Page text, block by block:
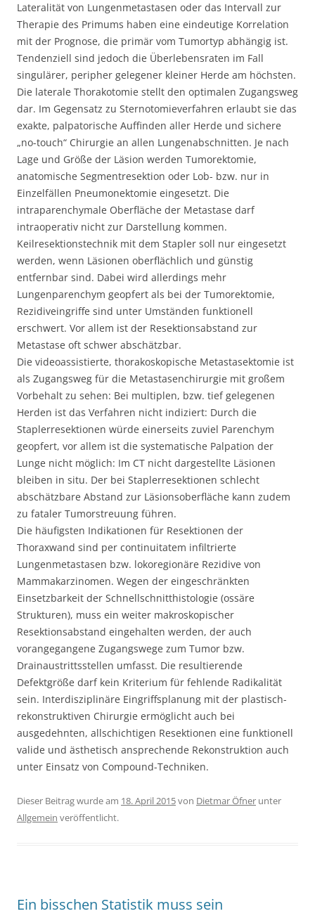
Lateralität von Lungenmetastasen oder das Intervall zur
Therapie des Primums haben eine eindeutige Korrelation
mit der Prognose, die primär vom Tumortyp abhängig ist.
Tendenziell sind jedoch die Überlebensraten im Fall
singulärer, peripher gelegener kleiner Herde am höchsten.
Die laterale Thorakotomie stellt den optimalen Zugangsweg
dar. Im Gegensatz zu Sternotomieverfahren erlaubt sie das
exakte, palpatorische Auffinden aller Herde und sichere
„no-touch“ Chirurgie an allen Lungenabschnitten. Je nach
Lage und Größe der Läsion werden Tumorektomie,
anatomische Segmentresektion oder Lob- bzw. nur in
Einzelfällen Pneumonektomie eingesetzt. Die
intraparenchymale Oberfläche der Metastase darf
intraoperativ nicht zur Darstellung kommen.
Keilresektionstechnik mit dem Stapler soll nur eingesetzt
werden, wenn Läsionen oberflächlich und günstig
entfernbar sind. Dabei wird allerdings mehr
Lungenparenchym geopfert als bei der Tumorektomie,
Rezidiveingriffe sind unter Umständen funktionell
erschwert. Vor allem ist der Resektionsabstand zur
Metastase oft schwer abschätzbar.
Die videoassistierte, thorakoskopische Metastasektomie ist
als Zugangsweg für die Metastasenchirurgie mit großem
Vorbehalt zu sehen: Bei multiplen, bzw. tief gelegenen
Herden ist das Verfahren nicht indiziert: Durch die
Staplerresektionen würde einerseits zuviel Parenchym
geopfert, vor allem ist die systematische Palpation der
Lunge nicht möglich: Im CT nicht dargestellte Läsionen
bleiben in situ. Der bei Staplerresektionen schlecht
abschätzbare Abstand zur Läsionsoberfläche kann zudem
zu fataler Tumorstreuung führen.
Die häufigsten Indikationen für Resektionen der
Thoraxwand sind per continuitatem infiltrierte
Lungenmetastasen bzw. lokoregionäre Rezidive von
Mammakarzinomen. Wegen der eingeschränkten
Einsetzbarkeit der Schnellschnitthistologie (ossäre
Strukturen), muss ein weiter makroskopischer
Resektionsabstand eingehalten werden, der auch
vorangegangene Zugangswege zum Tumor bzw.
Drainaustrittsstellen umfasst. Die resultierende
Defektgröße darf kein Kriterium für fehlende Radikalität
sein. Interdisziplinäre Eingriffsplanung mit der plastisch-
rekonstruktiven Chirurgie ermöglicht auch bei
ausgedehnten, allschichtigen Resektionen eine funktionell
valide und ästhetisch ansprechende Rekonstruktion auch
unter Einsatz von Compound-Techniken.
Dieser Beitrag wurde am 18. April 2015von Dietmar Öfner unter
Allgemein veröffentlicht.
Ein bisschen Statistik muss sein